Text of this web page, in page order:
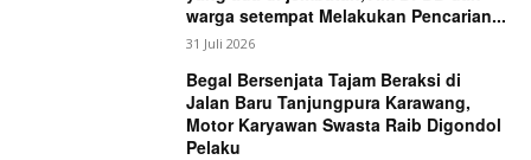
warga setempat Melakukan Pencarian...
31 Juli 2026
Begal Bersenjata Tajam Beraksi di
Jalan Baru Tanjungpura Karawang,
Motor Karyawan Swasta Raib Digondol
Pelaku